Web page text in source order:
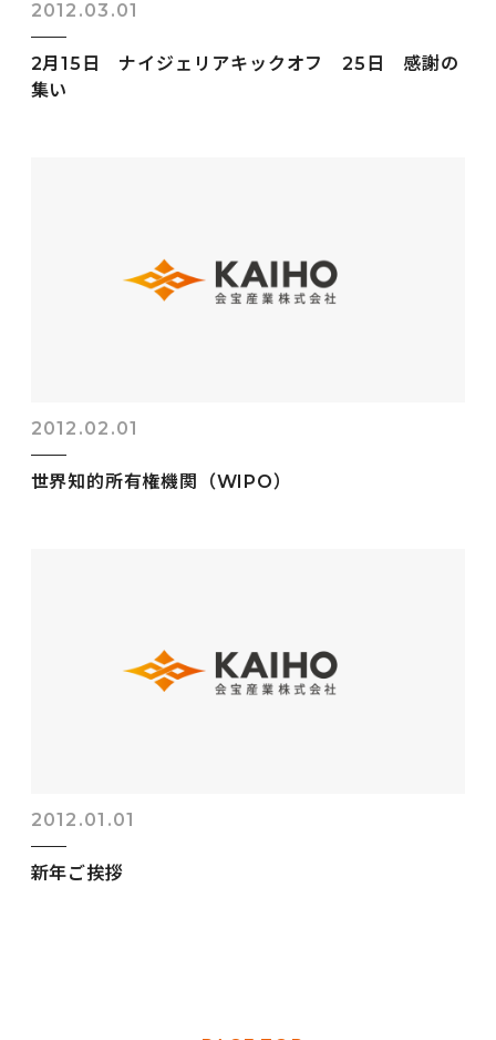
2012.03.01
2月15日 ナイジェリアキックオフ 25日 感謝の
集い
2012.02.01
世界知的所有権機関（WIPO）
2012.01.01
新年ご挨拶